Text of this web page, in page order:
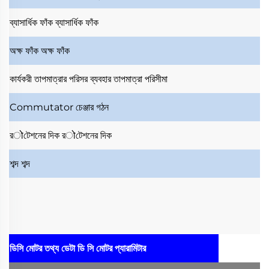
ব্যাসার্ধিক ফাঁকব্যাসার্ধিক ফাঁক
অক্ষ ফাঁক অক্ষ ফাঁক
কার্যকরী তাপমাত্রার পরিসরব্যবহার তাপমাত্রা পরিসীমা
Commutator চেঞ্জার গঠন
রोটেশনের দিক রोটেশনের দিক
শব্দ শব্দ
ডিসি মোটর তথ্য ডেটাডি সি মোটর প্যারামিটার